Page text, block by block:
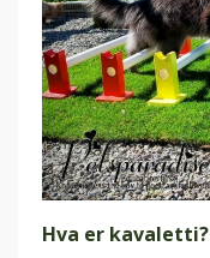
Hva er kavaletti?